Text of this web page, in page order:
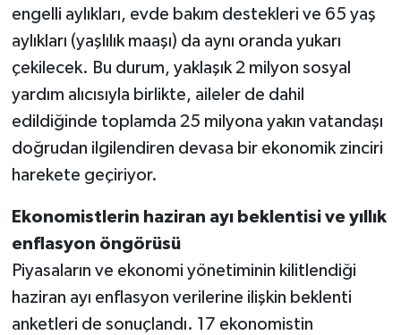
engelli aylıkları, evde bakım destekleri ve 65 yaş
aylıkları (yaşlılık maaşı) da aynı oranda yukarı
çekilecek. Bu durum, yaklaşık 2 milyon sosyal
yardım alıcısıyla birlikte, aileler de dahil
edildiğinde toplamda 25 milyona yakın vatandaşı
doğrudan ilgilendiren devasa bir ekonomik zinciri
harekete geçiriyor.
Ekonomistlerin haziran ayı beklentisi ve yıllık
enflasyon öngörüsü
Piyasaların ve ekonomi yönetiminin kilitlendiği
haziran ayı enflasyon verilerine ilişkin beklenti
anketleri de sonuçlandı. 17 ekonomistin